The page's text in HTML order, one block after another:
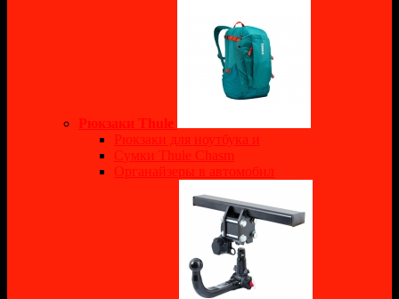
Рюкзаки Thule
Рюкзаки для ноутбука и
Сумки Thule Chasm
Органайзеры в автомобил